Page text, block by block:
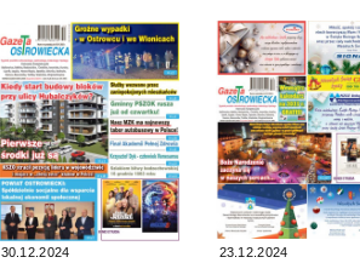
30.12.2024 23.12.2024